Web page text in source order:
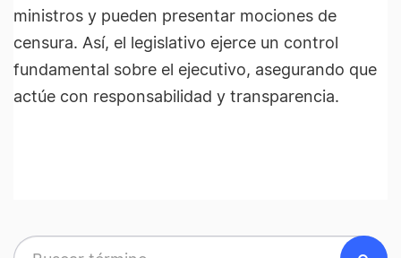
ministros y pueden presentar mociones de
censura. Así, el legislativo ejerce un control
fundamental sobre el ejecutivo, asegurando que
actúe con responsabilidad y transparencia.